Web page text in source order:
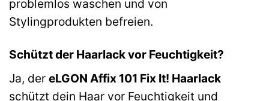
problemlos waschen und von
Stylingprodukten befreien.
Schützt der Haarlack vor Feuchtigkeit?
Ja, der eLGON Affix 101 Fix It! Haarlack
schützt dein Haar vor Feuchtigkeit und